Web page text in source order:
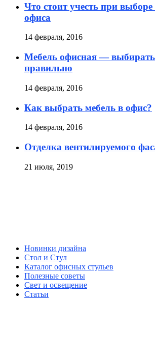
Что стоит учесть при
офиса
14 февраля, 2016
Мебель офисная —
правильно
14 февраля, 2016
Как выбрать мебель в офис?
14 февраля, 2016
Отделка вентилируемого
21 июля, 2019
Новинки дизайна
Стол и Стул
Каталог офисных стульев
Полезные советы
Свет и освещение
Статьи